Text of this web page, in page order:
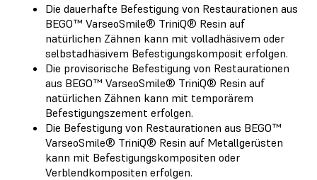
Die dauerhafte Befestigung von Restaurationen aus
BEGO™ VarseoSmile® TriniQ® Resin auf
natürlichen Zähnen kann mit volladhäsivem oder
selbstadhäsivem Befestigungskomposit erfolgen.
Die provisorische Befestigung von Restaurationen
aus BEGO™ VarseoSmile® TriniQ® Resin auf
natürlichen Zähnen kann mit temporärem
Befestigungszement erfolgen.
Die Befestigung von Restaurationen aus BEGO™
VarseoSmile® TriniQ® Resin auf Metallgerüsten
kann mit Befestigungskompositen oder
Verblendkompositen erfolgen.